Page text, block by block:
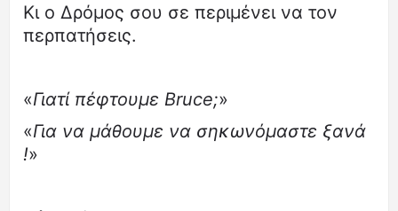
Κι ο Δρόμος σου σε περιμένει να τον
περπατήσεις.
«Γιατί πέφτουμε Bruce;»
«Για να μάθουμε να σηκωνόμαστε ξανά
!»